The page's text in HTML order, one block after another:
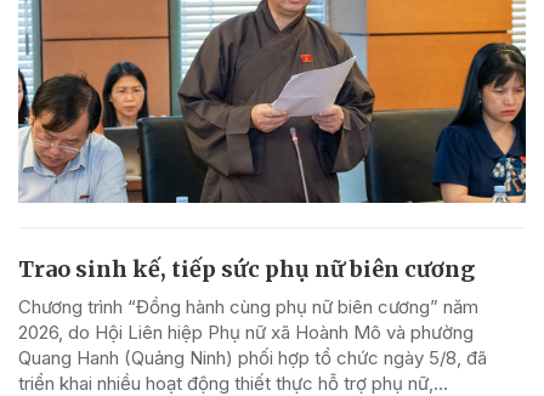
Trao sinh kế, tiếp sức phụ nữ biên cương
Chương trình “Đồng hành cùng phụ nữ biên cương” năm
2026, do Hội Liên hiệp Phụ nữ xã Hoành Mô và phường
Quang Hanh (Quảng Ninh) phối hợp tổ chức ngày 5/8, đã
triển khai nhiều hoạt động thiết thực hỗ trợ phụ nữ,...